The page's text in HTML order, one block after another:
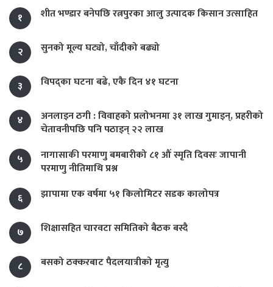
१ शीत भण्डार बनेपछि रत्नपुरका आलु उत्पादक किसान उत्साहित
२ सुनको मूल्य घट्यो, चाँदीको बढ्यो
३ विपद्का घटना बढे, एकै दिन ४१ घटना
४
अनलाइन ठगी : विवाहको प्रलोभनमा ३१ लाख गुमाइन्, प्रहरीको
चेतावनीपछि पनि पठाइन् २२ लाख
५
नागासाकी परमाणु बमबारीको ८१ औं स्मृति दिवसः जापानी
परमाणु नीतिमाथि प्रश्न
६
झापामा एक वर्षमा ५१ किलोमिटर सडक कालोपत्र
७ शिक्षासहित चारवटा समितिको बैठक बस्दै
८ बसको ठक्करबाट पैदलयात्रीको मृत्यु